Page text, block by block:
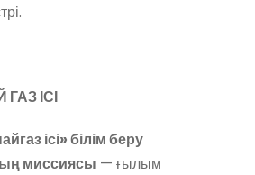
ІСІ
ісі» білім беру
миссиясы — ғылым